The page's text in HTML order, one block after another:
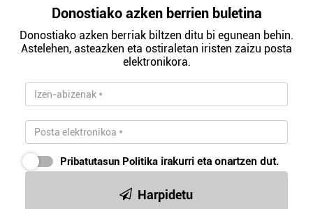
Donostiako azken berrien buletina
Donostiako azken berriak biltzen ditu bi egunean behin.
Astelehen, asteazken eta ostiraletan iristen zaizu posta
elektronikora.
Pribatutasun Politika irakurri eta onartzen dut.
Harpidetu